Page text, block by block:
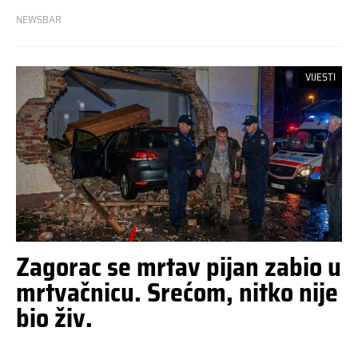
NEWSBAR
VIJESTI
Zagorac se mrtav pijan zabio u
mrtvačnicu. Srećom, nitko nije
bio živ.